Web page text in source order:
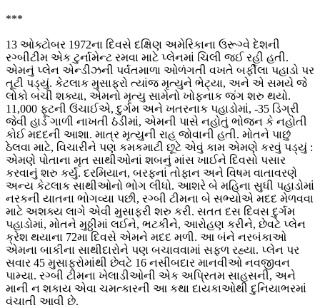
***
13 ઓક્ટોબર 1972ના દિવસે દક્ષિણ અમેરિકાના ઉરૂગ્વે દેશની
રગ્બીટીમ એક ટુર્નામેન્ટ રમવા માટે પ્લેનમાં ચિલી જઈ રહી હતી.
એમનું પ્લેન એન્ડીઝની પર્વતમાળા ઓળંગતી વખતે બર્ફીલા પહાડો પર
તૂટી પડ્યું. કેટલાક મુસાફરો ત્યાંજ મૃત્યુને ભેટ્યા, અને એ સમયે જે
લોકો બચી શક્યા, એમનો મૃત્યુ સામેનો ખોફનાક જંગ શરુ થયો.
11,000 ફૂટની ઉંચાઈએ, દુર્ગમ અને ખતરનાક પહાડોમાં, -35 ડિગ્રી
જેવી હાડ ગાળી નાખતી ઠંડીમાં, એમની પાસે નહોતું ભોજન કે નહોતી
કોઈ મદદની આશા. માત્ર મૃત્યુની રાહ જોવાની હતી. મોતને પાછું
ઠેલવા માટે, વિચારીને પણ કમકમાટી છૂટે એવું કામ એમણે કરવું પડ્યું :
એમણે પોતાના મૃત સાથીઓનાં શબનું માંસ ખાઈને દિવસો પસાર
કરવાનું શરુ કર્યું. દરમિયાન, બરફનાં તોફાન અને વિષમ વાતાવરણે
અન્ય કેટલાક સાથીઓનો ભોગ લીધો. આશરે બે મહિના સુધી પહાડોમાં
નરકની યાતના ભોગવ્યા પછી, રગ્બી ટીમના બે સભ્યોએ મદદ મેળવવા
માટે અશક્ય લાગે એવી મુસાફરી શરુ કરી. સતત દસ દિવસ દુર્ગમ
પહાડોમાં, મોતને મુઠ્ઠીમાં લઈને, ભટકીને, આરોહણ કરીને, છેવટે પ્લેન
ક્રેશ થયાના 72મા દિવસે એમને મદદ મળી. આ બંને નરબંકાઓ
એમના બાકીના સાથીદારોને પણ બચાવવામાં સફળ રહ્યા. પ્લેન પર
સવાર 45 મુસાફરોમાંથી છેવટે 16 નસીબદાર માનવીઓ નવજીવન
પામ્યા. રગ્બી ટીમના ખેલાડીઓની એક અપ્રિતમ સાહસની, અને
માની ન શકાય એવા ચમત્કારની આ કથા દાયકાઓથી દુનિયાભરમાં
વંચાતી આવી છે.